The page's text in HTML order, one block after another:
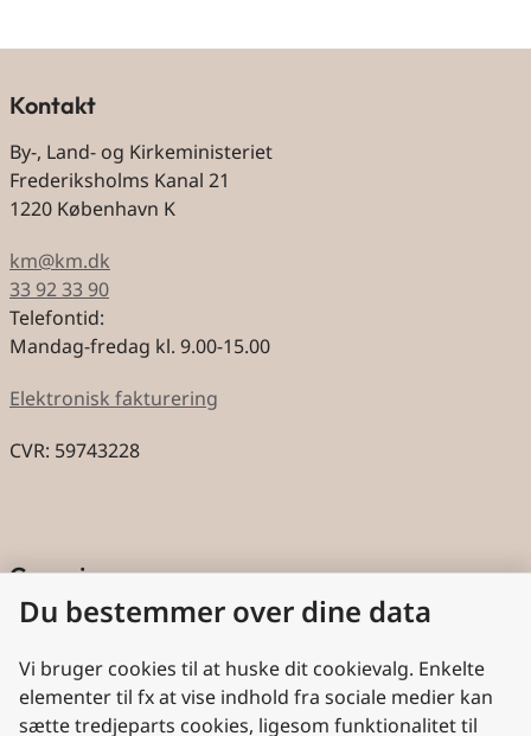
Kontakt
By-, Land- og Kirkeministeriet
Frederiksholms Kanal 21
1220 København K
km@km.dk
33 92 33 90
Telefontid:
Mandag-fredag kl. 9.00-15.00
Elektronisk fakturering
CVR: 59743228
Genveje
Cookies
Aktindsigt
Persondatabeskyttelse
Du bestemmer over dine data
Vi bruger cookies til at huske dit cookievalg. Enkelte
elementer til fx at vise indhold fra sociale medier kan
sætte tredjeparts cookies, ligesom funktionalitet til